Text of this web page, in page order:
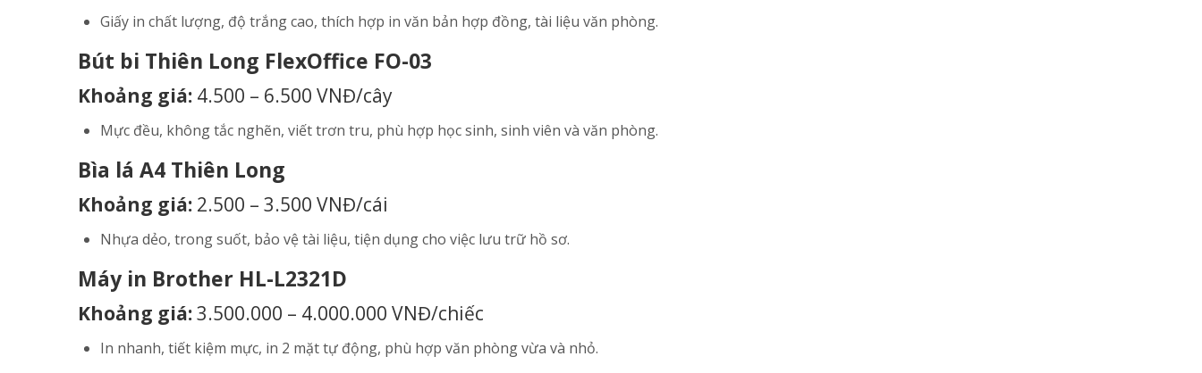
Giấy in chất lượng, độ trắng cao, thích hợp in văn bản hợp đồng, tài liệu văn phòng.
Bút bi Thiên Long FlexOffice FO-03
Khoảng giá: 4.500 – 6.500 VNĐ/cây
Mực đều, không tắc nghẽn, viết trơn tru, phù hợp học sinh, sinh viên và văn phòng.
Bìa lá A4 Thiên Long
Khoảng giá: 2.500 – 3.500 VNĐ/cái
Nhựa dẻo, trong suốt, bảo vệ tài liệu, tiện dụng cho việc lưu trữ hồ sơ.
Máy in Brother HL-L2321D
Khoảng giá:3.500.000 – 4.000.000 VNĐ/chiếc
In nhanh, tiết kiệm mực, in 2 mặt tự động, phù hợp văn phòng vừa và nhỏ.